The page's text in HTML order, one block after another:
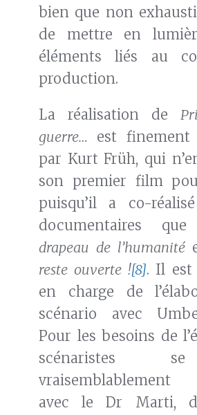
bien que non
de mettre en
éléments liés au
production.
La réalisation de
guerre… est finement
par Kurt Früh, qui
son premier film
puisqu’il a co-
documentaires
drapeau de l’humanité
reste ouverte ![8]. Il est
en charge de
scénario avec
Pour les besoins de
scénaristes
vraisemblablement
avec le Dr Marti,